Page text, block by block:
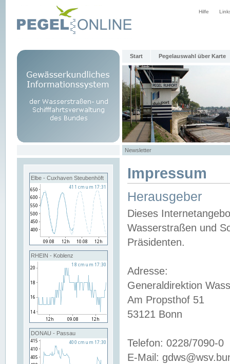
Hilfe
Start Pegelauswahl über Karte
Newsletter
Elbe - Cuxhaven Steubenhöft
RHEIN - Koblenz
DONAU - Passau
Impressum
Herausgeber
Dieses
Wasserstraßen und
Präsidenten.
Adresse:
Generaldirektion
Am Propsthof 51
53121 Bonn
Telefon: 0228/7090-0
E-Mail: